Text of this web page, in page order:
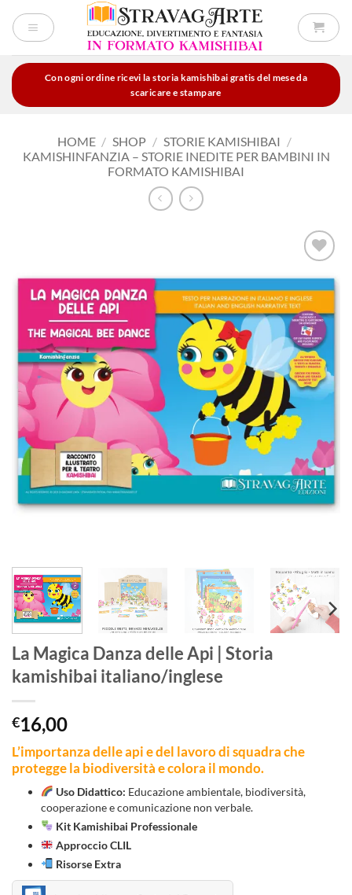
Con ogni ordine ricevi la storia kamishibai gratis del mese da
scaricare e stampare
HOME / SHOP / STORIE KAMISHIBAI /
KAMISHINFANZIA – STORIE INEDITE PER BAMBINI IN
FORMATO KAMISHIBAI
Aggiungi
alla lista
dei
desideri
La Magica Danza delle Api | Storia
kamishibai italiano/inglese
€16,00
L’importanza delle api e del lavoro di squadra che
protegge la biodiversità e colora il mondo.
Uso Didattico: Educazione ambientale, biodiversità,
cooperazione e comunicazione non verbale.
Kit Kamishibai Professionale
Approccio CLIL
Risorse Extra